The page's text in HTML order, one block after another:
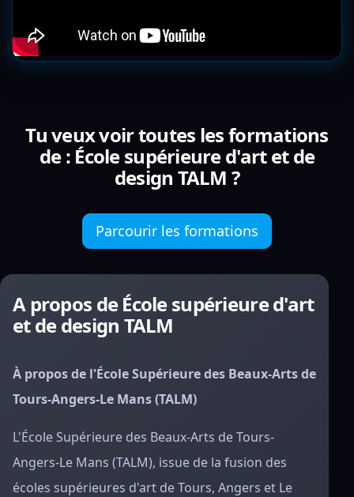
Tu veux voir toutes les formations
de : École supérieure d'art et de
design TALM ?
Parcourir les formations
A propos de École supérieure d'art
et de design TALM
À propos de l'École Supérieure des Beaux-Arts de
Tours-Angers-Le Mans (TALM)
L'École Supérieure des Beaux-Arts de Tours-
Angers-Le Mans (TALM), issue de la fusion des
écoles supérieures d'art de Tours, Angers et Le